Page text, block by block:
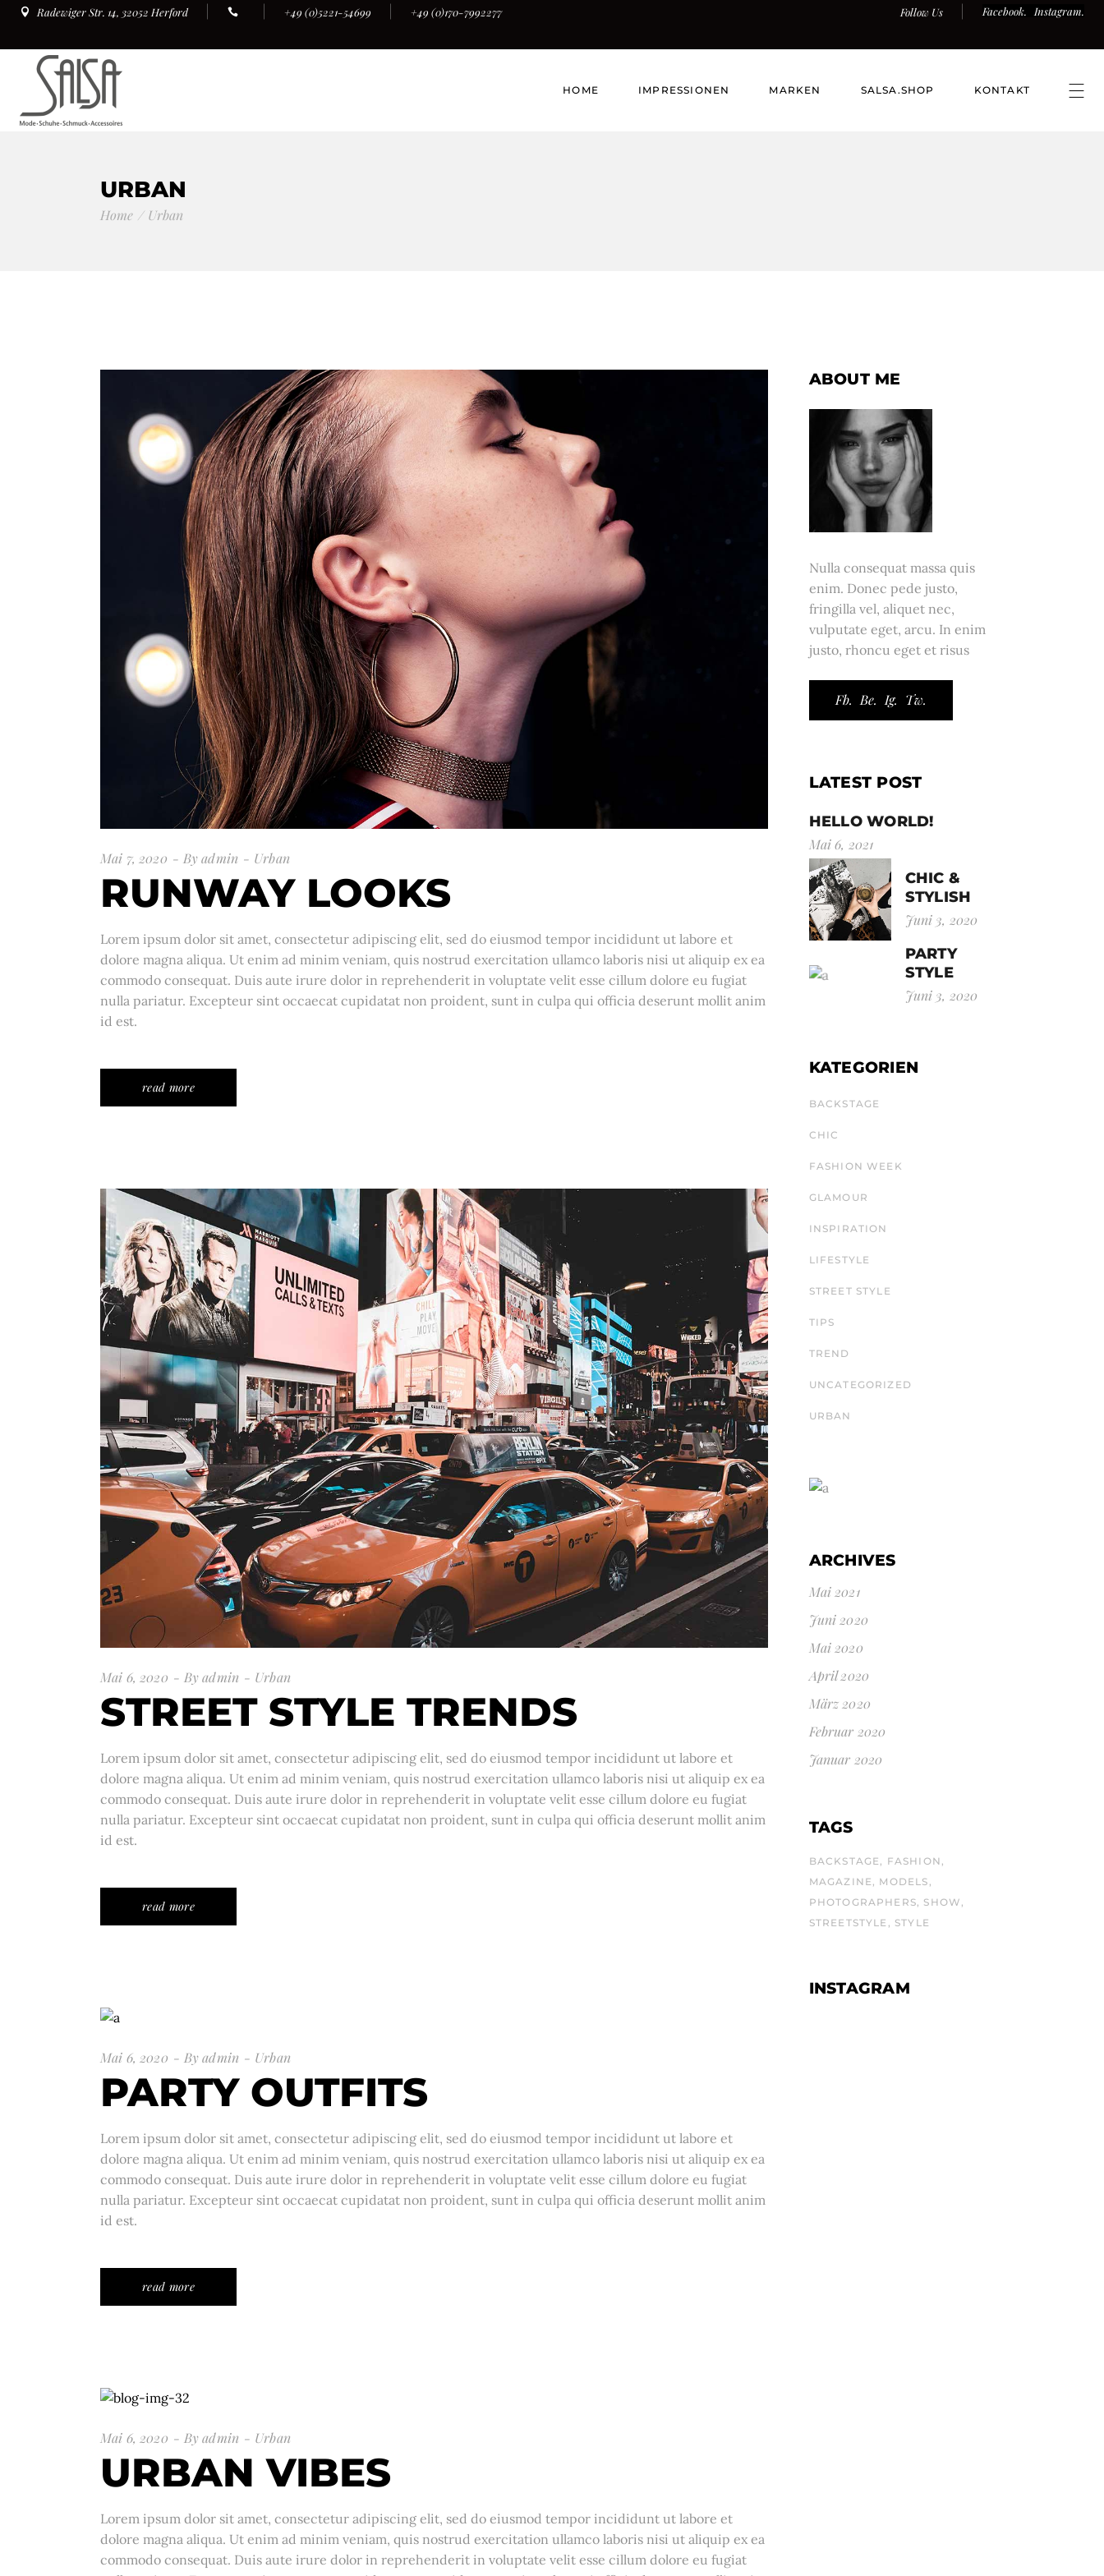
Radewiger Str. 14, 32052 Herford +49 (0)5221-54699 +49 (0)170-7992277 Follow Us Facebook. Instagram.
HOME IMPRESSIONEN MARKEN SALSA.SHOP KONTAKT
URBAN
Home Urban
Mai 7, 2020 By admin Urban
RUNWAY LOOKS
Lorem ipsum dolor sit amet, consectetur adipiscing elit, sed do eiusmod tempor incididunt ut labore et
dolore magna aliqua. Ut enim ad minim veniam, quis nostrud exercitation ullamco laboris nisi ut aliquip ex ea
commodo consequat. Duis aute irure dolor in reprehenderit in voluptate velit esse cillum dolore eu fugiat
nulla pariatur. Excepteur sint occaecat cupidatat non proident, sunt in culpa qui officia deserunt mollit anim
id est.
read more
Mai 6, 2020 By admin Urban
STREET STYLE TRENDS
Lorem ipsum dolor sit amet, consectetur adipiscing elit, sed do eiusmod tempor incididunt ut labore et
dolore magna aliqua. Ut enim ad minim veniam, quis nostrud exercitation ullamco laboris nisi ut aliquip ex ea
commodo consequat. Duis aute irure dolor in reprehenderit in voluptate velit esse cillum dolore eu fugiat
nulla pariatur. Excepteur sint occaecat cupidatat non proident, sunt in culpa qui officia deserunt mollit anim
id est.
read more
Mai 6, 2020 By admin Urban
PARTY OUTFITS
Lorem ipsum dolor sit amet, consectetur adipiscing elit, sed do eiusmod tempor incididunt ut labore et
dolore magna aliqua. Ut enim ad minim veniam, quis nostrud exercitation ullamco laboris nisi ut aliquip ex ea
commodo consequat. Duis aute irure dolor in reprehenderit in voluptate velit esse cillum dolore eu fugiat
nulla pariatur. Excepteur sint occaecat cupidatat non proident, sunt in culpa qui officia deserunt mollit anim
id est.
read more
Mai 6, 2020 By admin Urban
URBAN VIBES
Lorem ipsum dolor sit amet, consectetur adipiscing elit, sed do eiusmod tempor incididunt ut labore et
dolore magna aliqua. Ut enim ad minim veniam, quis nostrud exercitation ullamco laboris nisi ut aliquip ex ea
commodo consequat. Duis aute irure dolor in reprehenderit in voluptate velit esse cillum dolore eu fugiat
ABOUT ME
Nulla consequat massa quis
enim. Donec pede justo,
fringilla vel, aliquet nec,
vulputate eget, arcu. In enim
justo, rhoncu eget et risus
Fb. Be. Ig. Tw.
LATEST POST
HELLO WORLD!
Mai 6, 2021
CHIC &
STYLISH
Juni 3, 2020
PARTY
STYLE
Juni 3, 2020
KATEGORIEN
BACKSTAGE
CHIC
FASHION WEEK
GLAMOUR
INSPIRATION
LIFESTYLE
STREET STYLE
TIPS
TREND
UNCATEGORIZED
URBAN
ARCHIVES
Mai 2021
Juni 2020
Mai 2020
April 2020
März 2020
Februar 2020
Januar 2020
TAGS
BACKSTAGE
FASHION
MAGAZINE
MODELS
PHOTOGRAPHERS
SHOW
STREETSTYLE
STYLE
INSTAGRAM